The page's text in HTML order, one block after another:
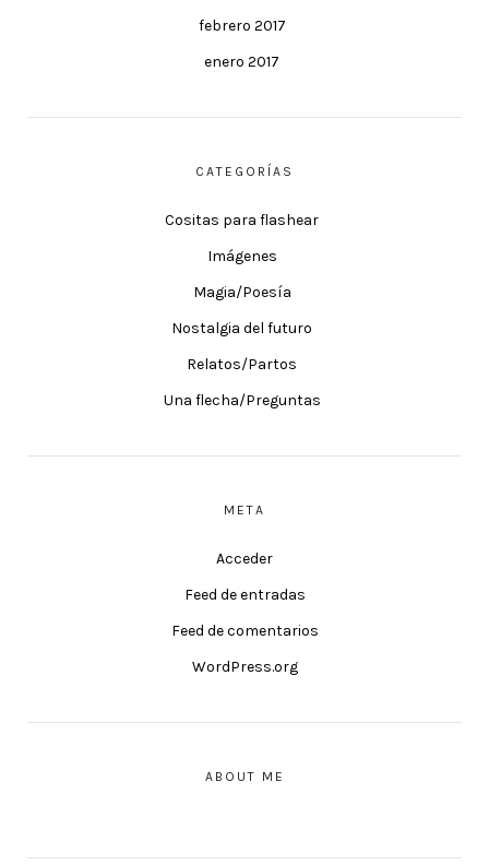
febrero 2017
enero 2017
CATEGORÍAS
Cositas para flashear
Imágenes
Magia/Poesía
Nostalgia del futuro
Relatos/Partos
Una flecha/Preguntas
META
Acceder
Feed de entradas
Feed de comentarios
WordPress.org
ABOUT ME